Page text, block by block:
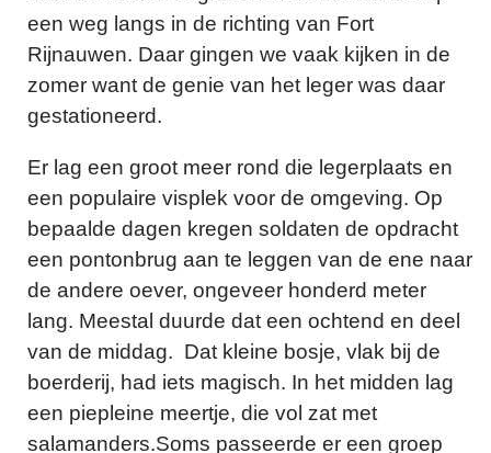
een weg langs in de richting van Fort
Rijnauwen. Daar gingen we vaak kijken in de
zomer want de genie van het leger was daar
gestationeerd.
Er lag een groot meer rond die legerplaats en
een populaire visplek voor de omgeving. Op
bepaalde dagen kregen soldaten de opdracht
een pontonbrug aan te leggen van de ene naar
de andere oever, ongeveer honderd meter
lang. Meestal duurde dat een ochtend en deel
van de middag. Dat kleine bosje, vlak bij de
boerderij, had iets magisch. In het midden lag
een piepleine meertje, die vol zat met
salamanders.Soms passeerde er een groep